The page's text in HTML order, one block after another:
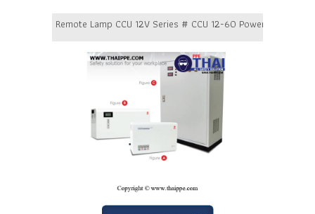
Remote Lamp CCU 12V Series # CCU 12-60 Power 60 Watt